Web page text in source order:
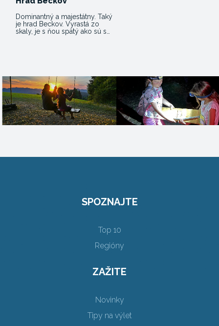
Dominantný a majestátny. Taký
je hrad Beckov. Vyrastá zo
skaly, je s ňou spätý ako sú s…
SPOZNAJTE
Top 10
Regióny
ZAŽITE
Novinky
Tipy na výlet